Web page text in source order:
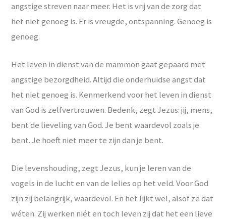
angstige streven naar meer. Het is vrij van de zorg dat
het niet genoeg is. Er is vreugde, ontspanning. Genoeg is
genoeg.
Het leven in dienst van de mammon gaat gepaard met
angstige bezorgdheid. Altijd die onderhuidse angst dat
het niet genoeg is. Kenmerkend voor het leven in dienst
van God is zelfvertrouwen. Bedenk, zegt Jezus: jij, mens,
bent de lieveling van God. Je bent waardevol zoals je
bent. Je hoeft niet meer te zijn dan je bent.
Die levenshouding, zegt Jezus, kun je leren van de
vogels in de lucht en van de lelies op het veld. Voor God
zijn zij belangrijk, waardevol. En het lijkt wel, alsof ze dat
wéten. Zij werken niét en toch leven zij dat het een lieve